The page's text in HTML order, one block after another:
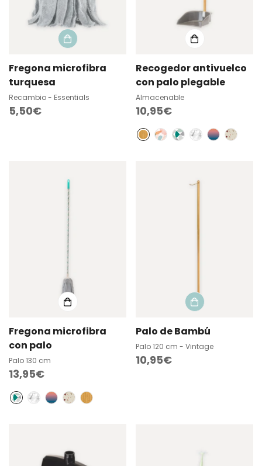
Fregona microfibra
turquesa
Recambio - Essentials
Precio
5,50€
Recogedor antivuelco
con palo plegable
Almacenable
Precio
regular
10,95€
Fregona microfibra
con palo
Palo 130 cm
Precio
regular
13,95€
Palo de Bambú
Palo 120 cm - Vintage
Precio
10,95€